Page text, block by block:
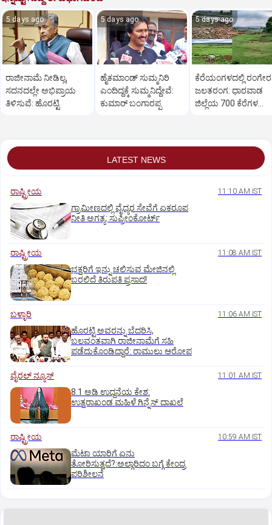
5 days ago
ರಾಜೀನಾಮೆ ನೀಡಿಲ್ಲ,
ಸದನದಲ್ಲೇ ಅಭಿಪ್ರಾಯ
ತಿಳಿಸುವೆ: ಹೊರಟ್ಟಿ
5 days ago
ಹೈಕಮಾಂಡ್ ಸುಮ್ಮನಿರಿ
ಎಂದಿದ್ದಕ್ಕೆ ಸುಮ್ಮನಿದ್ದೇವೆ:
ಕುಮಾರ್ ಬಂಗಾರಪ್ಪ
5 days ago
ಕೆರೆಯಂಗಳದಲ್ಲಿ
ಜಲತರಂಗ: ಧಾರವಾಡ
ಜಿಲ್ಲೆಯ 700 ಕೆರೆಗಳ
LATEST NEWS
ರಾಷ್ಟ್ರೀಯ 11:10 AM IST
ಗ್ರಾಮೀಣದಲ್ಲಿ ವೈದ್ಯರ ಸೇವೆಗೆ ಏಕರೂಪ
ನೀತಿ ಅಗತ್ಯ: ಸುಪ್ರೀಂಕೋರ್ಟ್‌
ರಾಷ್ಟ್ರೀಯ 11:08 AM IST
ಭಕ್ತರಿಗೆ ಇನ್ನು ಚಲಿಸುವ ಮೇಜಿನಲ್ಲಿ
ಬರಲಿದೆ ತಿರುಪತಿ ಪ್ರಸಾದ!
ಬಳ್ಳಾರಿ 11:06 AM IST
ಹೊರಟ್ಟಿ ಅವರನ್ನು ಬೆದರಿಸಿ,
ಬಲವಂತವಾಗಿ ರಾಜೀನಾಮೆಗೆ ಸಹಿ
ಪಡೆದುಕೊಂಡಿದ್ದಾರೆ: ರಾಮುಲು ಆರೋಪ
ವೈರಲ್ ನ್ಯೂಸ್ 11:01 AM IST
8.1 ಅಡಿ ಉದ್ದನೆಯ ಕೇಶ:
ಉತ್ತರಾಖಂಡ ಮಹಿಳೆ ಗಿನ್ನೆಸ್‌ ದಾಖಲೆ
ರಾಷ್ಟ್ರೀಯ 10:59 AM IST
ಮೆಟಾ ಯಾರಿಗೆ ಏನು
ತೋರಿಸುತ್ತದೆ?:ಅಲ್ಗಾರಿದಂ ಬಗ್ಗೆ ಕೇಂದ್ರ
ಪರಿಶೀಲನೆ